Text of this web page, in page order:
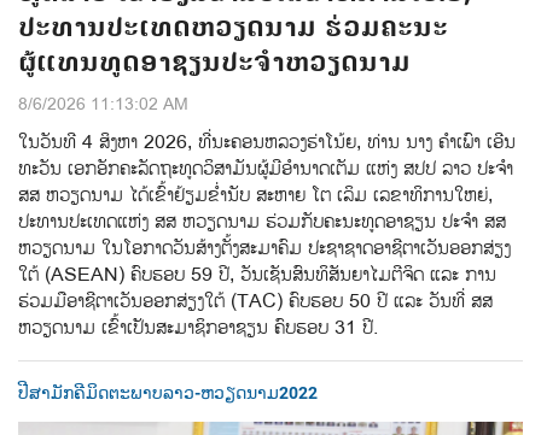
ປະທານປະເທດຫວຽດນາມ ຮ່ວມຄະນະ
ຜູ້ແທນທູດອາຊຽນປະຈຳຫວຽດນາມ
8/6/2026 11:13:02 AM
ໃນວັນທີ 4 ສິງຫາ 2026, ທີ່ນະຄອນຫລວງຮ່າໂນ້ຍ, ທ່ານ ນາງ ຄຳເພົາ ເອີນ
ທະວັນ ເອກອັກຄະລັດຖະທູດວິສາມັນຜູ້ມີອຳນາດເຕັມ ແຫ່ງ ສປປ ລາວ ປະຈຳ
ສສ ຫວຽດນາມ ໄດ້ເຂົ້າຢ້ຽມຂໍ່ານັບ ສະຫາຍ ໂຕ ເລິມ ເລຂາທິການໃຫຍ່,
ປະທານປະເທດແຫ່ງ ສສ ຫວຽດນາມ ຮ່ວມກັບຄະນະທູດອາຊຽນ ປະຈຳ ສສ
ຫວຽດນາມ ໃນໂອກາດວັນສ້າງຕັ້ງສະມາຄົມ ປະຊາຊາດອາຊີຕາເວັນອອກສ່ຽງ
ໃຕ້ (ASEAN) ຄົບຮອບ 59 ປີ, ວັນເຊັນສົນທິສັນຍາໄມຕີຈິດ ແລະ ການ
ຮ່ວມມືອາຊີຕາເວັນອອກສ່ຽງໃຕ້ (TAC) ຄົບຮອບ 50 ປີ ແລະ ວັນທີ່ ສສ
ຫວຽດນາມ ເຂົ້າເປັນສະມາຊິກອາຊຽນ ຄົບຮອບ 31 ປີ.
ປີສາມັກຄີມິດຕະພາບລາວ-ຫວຽດນາມ2022